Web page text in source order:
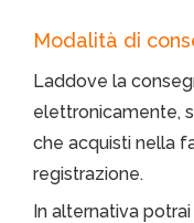
Modalità di
Laddove la
elettronicamente,
che acquisti nella
registrazione.
In alternativa